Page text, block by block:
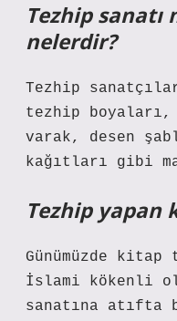
Tezhip sanatı
nelerdir?
Tezhip
tezhip
varak, desen
kağıtları gibi
Tezhip yapan
Günümüzde
İslami kökenli
sanatına atıfta